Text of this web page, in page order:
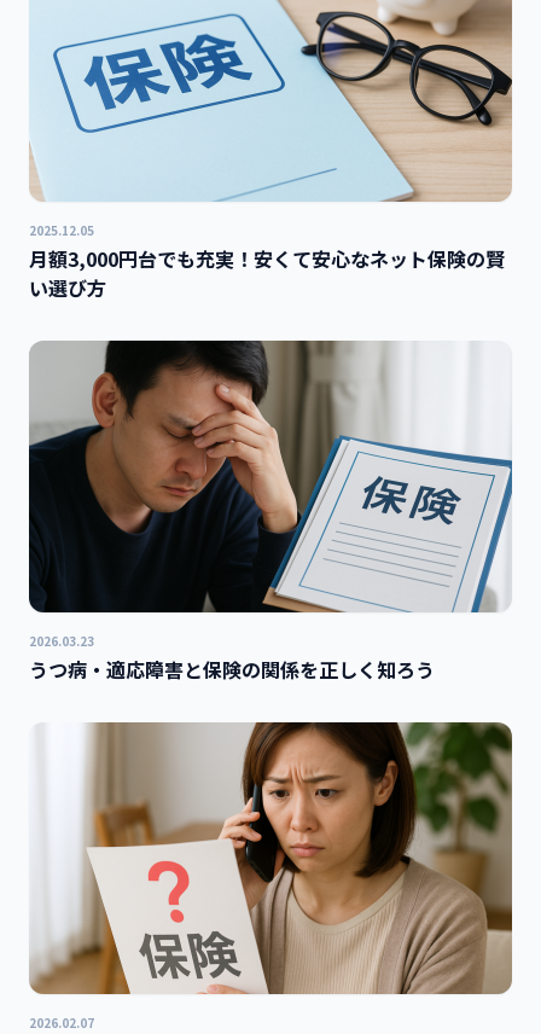
2025.12.05
月額3,000円台でも充実！安くて安心なネット保険の賢
い選び方
2026.03.23
うつ病・適応障害と保険の関係を正しく知ろう
2026.02.07